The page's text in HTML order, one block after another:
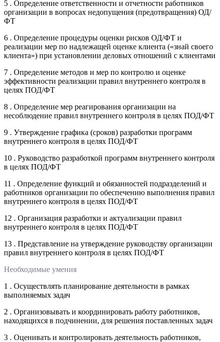
5 . Определение ответственности и отчетности работников
организации в вопросах недопущения (предотвращения) ОД/
ФТ
6 . Определение процедуры оценки рисков ОД/ФТ и
реализации мер по надлежащей оценке клиента («знай своего
клиента») при установлении деловых отношений с клиентами
7 . Определение методов и мер по контролю и оценке
эффективности реализации правил внутреннего контроля в
целях ПОД/ФТ
8 . Определение мер реагирования организации на
несоблюдение правил внутреннего контроля в целях ПОД/ФТ
9 . Утверждение графика (сроков) разработки программ
внутреннего контроля в целях ПОД/ФТ
10 . Руководство разработкой программ внутреннего контроля
в целях ПОД/ФТ
11 . Определение функций и обязанностей подразделений и
работников организации по обеспечению выполнения правил
внутреннего контроля в целях ПОД/ФТ
12 . Организация разработки и актуализации правил
внутреннего контроля в целях ПОД/ФТ
13 . Представление на утверждение руководству организации
правил внутреннего контроля в целях ПОД/ФТ
Необходимые умения
1 . Осуществлять планирование деятельности в рамках
выполняемых задач
2 . Организовывать и координировать работу работников,
находящихся в подчинении, для решения поставленных задач
3 . Оценивать и контролировать деятельность работников,